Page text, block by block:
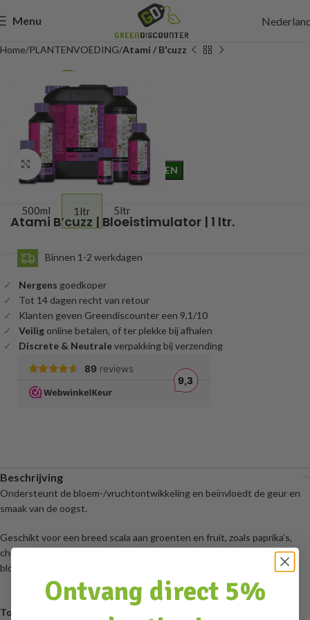
Menu
Home PLANTENVOEDING Atami / B'cuzz
Click to enlarge
Atami B’cuzz | Bloeistimulator | 1 ltr.
32,40
Incl. btw
TOEVOEGEN AAN WINKELWAGEN
500ml 1ltr 5ltr
Binnen 1-2 werkdagen
Nergens goedkoper
Tot 14 dagen recht van retour
Klanten geven Greendiscounter een 9,1/10
Veilig online betalen, of ter plekke bij afhalen
Discrete & Neutraleverpakking bij verzending
Beschrijving
Ondersteunt de bloem-/vruchtontwikkeling en beïnvloedt de geur en
smaak van de oogst.
Geschikt voor een breed scala aan groenten en fruit, zoals paprika’s,
chilipepers en aubergines. Het kan ook worden gebruikt voor het
bloeien van sierplanten (bijv. Kaapse madeliefjes).
Toepassing:
Ontvang direct 5%